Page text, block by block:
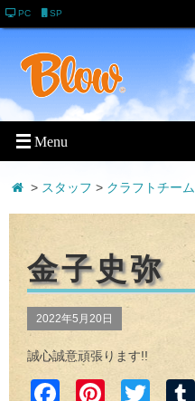
PC SP
> スタッフ > クラフトチーム
金子史弥
2022年5月20日
誠心誠意頑張ります!!
Faceb Pinter Twitter